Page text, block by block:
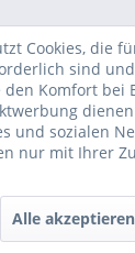
Cookies, die
sind
den Komfort bei
und sozialen
nur mit Ihrer
Alle akzeptieren